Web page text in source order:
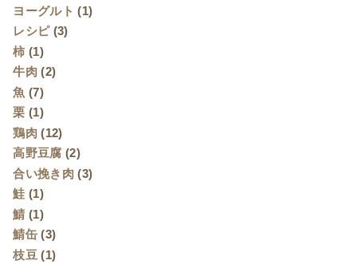
ヨーグルト (1)
レシピ (3)
柿 (1)
牛肉 (2)
魚 (7)
栗 (1)
鶏肉 (12)
高野豆腐 (2)
合い挽き肉 (3)
鮭 (1)
鯖 (1)
鯖缶 (3)
枝豆 (1)